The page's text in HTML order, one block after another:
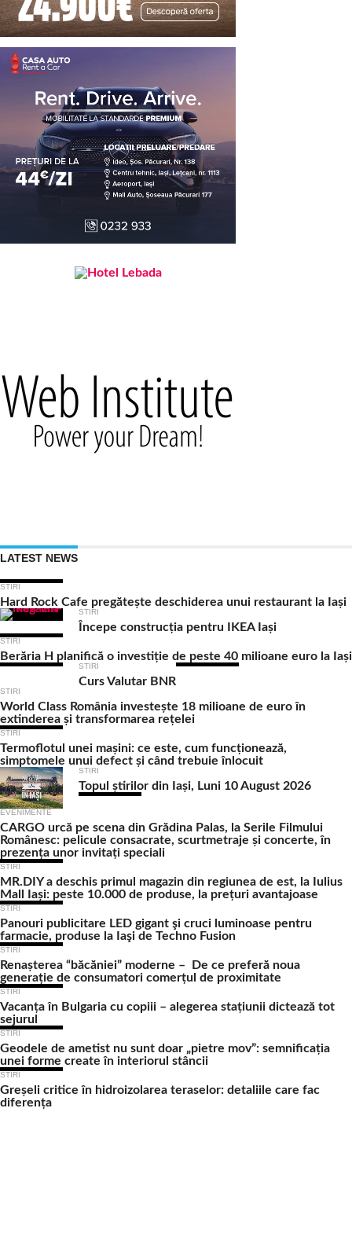
LATEST NEWS
STIRI
Hard Rock Cafe pregătește deschiderea unui restaurant la Iași
STIRI
Începe construcția pentru IKEA Iași
STIRI
Berăria H planifică o investiție de peste 40 milioane euro la Iași
STIRI
Curs Valutar BNR
STIRI
World Class România investește 18 milioane de euro în
extinderea și transformarea rețelei
STIRI
Termoflotul unei mașini: ce este, cum funcționează,
simptomele unui defect și când trebuie înlocuit
STIRI
Topul știrilor din Iași, Luni 10 August 2026
EVENIMENTE
CARGO urcă pe scena din Grădina Palas, la Serile Filmului
Românesc: pelicule consacrate, scurtmetraje și concerte, în
prezența unor invitați speciali
STIRI
MR.DIY a deschis primul magazin din regiunea de est, la Iulius
Mall Iași: peste 10.000 de produse, la prețuri avantajoase
STIRI
Panouri publicitare LED gigant şi cruci luminoase pentru
farmacie, produse la Iaşi de Techno Fusion
STIRI
Renașterea “băcăniei” moderne – De ce preferă noua
generație de consumatori comerțul de proximitate
STIRI
Vacanța în Bulgaria cu copiii – alegerea stațiunii dictează tot
sejurul
STIRI
Geodele de ametist nu sunt doar „pietre mov”: semnificația
unei forme create în interiorul stâncii
STIRI
Greșeli critice în hidroizolarea teraselor: detaliile care fac
diferența